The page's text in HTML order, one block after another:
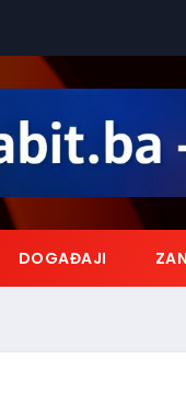
DOGAĐAJI